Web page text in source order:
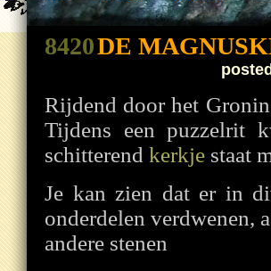
8420DE
Rijdend door het
Tijdens een puzzelrit
schitterend kerkje staat
Je kan zien dat er in
onderdelen verdwenen,
andere stenen